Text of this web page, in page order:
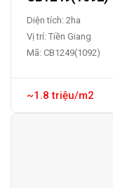
Diện tích: 2ha
Vị trí: Tiền Giang
Mã: CB1249(1092)
~1.8 triệu/m2